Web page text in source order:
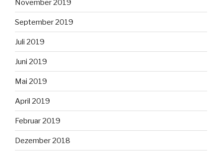
November 2019
September 2019
Juli 2019
Juni 2019
Mai 2019
April 2019
Februar 2019
Dezember 2018